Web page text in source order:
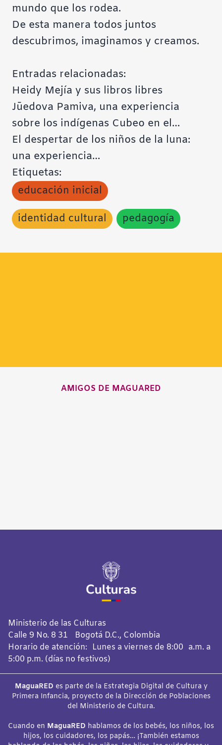
mundo que los rodea.
De esta manera todos juntos
descubrimos, imaginamos y creamos.
Entradas relacionadas:
Heidy Mejía y sus libros libres
Jūedova Pamiva, una experiencia
sobre los indígenas Cubeo en el…
El despertar de los niños de la luna:
una experiencia…
Etiquetas:
educación inicial
identidad cultural pedagogía
AMIGOS DE MAGUARED
Ministerio de las Culturas
Calle 9 No. 8 31 Bogotá D.C., Colombia
Horario de atención: Lunes a viernes de 8:00 a.m. a
5:00 p.m. (días no festivos)
MaguaRED es parte de la Estrategia Digital de Cultura y
Primera Infancia, proyecto de la Dirección de Poblaciones
del Ministerio de Cultura.
Cuando en MaguaRED hablamos de los bebés, los niños, los
hijos, los cuidadores, los papás… ¡También estamos